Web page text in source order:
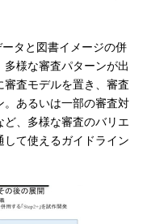
タと図書イメージの併
様な審査パターンが出
査モデルを置き、審査
あるいは一部の審査対
、多様な審査のバリエ
て使えるガイドライン